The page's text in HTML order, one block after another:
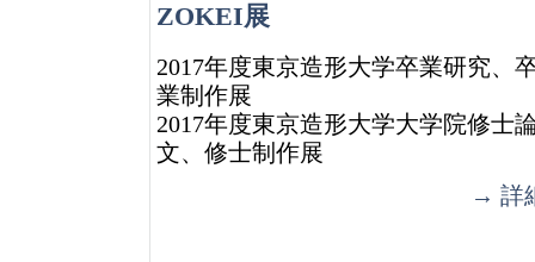
ZOKEI展
2017年度東京造形大学卒業研究、
業制作展
2017年度東京造形大学大学院修士
文、修士制作展
→ 詳